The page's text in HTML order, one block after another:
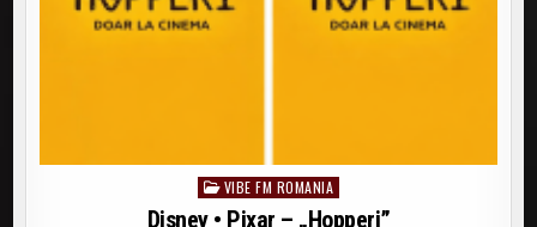
Posted
in
VIBE FM ROMANIA
Disney • Pixar – „Hopperi”